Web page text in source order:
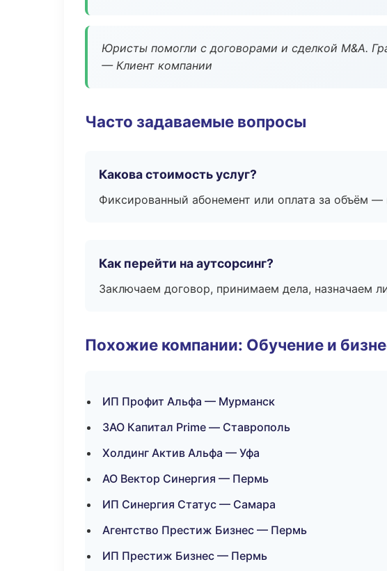
Юристы помогли с договорами и сделкой M&A.
— Клиент компании
Часто задаваемые вопросы
Какова стоимость услуг?
Фиксированный абонемент или оплата за объём
Как перейти на аутсорсинг?
Заключаем договор, принимаем дела, назначаем
Похожие компании: Обучение и
ИП Профит Альфа — Мурманск
ЗАО Капитал Prime — Ставрополь
Холдинг Актив Альфа — Уфа
АО Вектор Синергия — Пермь
ИП Синергия Статус — Самара
Агентство Престиж Бизнес — Пермь
ИП Престиж Бизнес — Пермь